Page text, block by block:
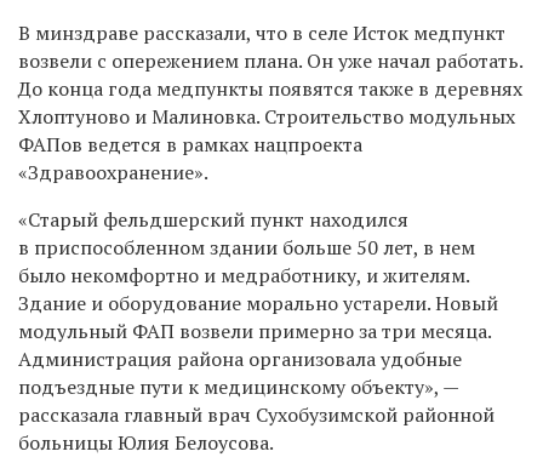
В минздраве рассказали, что в селе Исток медпункт
возвели с опережением плана. Он уже начал работать.
До конца года медпункты появятся также в деревнях
Хлоптуново и Малиновка. Строительство модульных
ФАПов ведется в рамках нацпроекта
«Здравоохранение».
«Старый фельдшерский пункт находился
в приспособленном здании больше 50 лет, в нем
было некомфортно и медработнику, и жителям.
Здание и оборудование морально устарели. Новый
модульный ФАП возвели примерно за три месяца.
Администрация района организовала удобные
подъездные пути к медицинскому объекту», —
рассказала главный врач Сухобузимской районной
больницы Юлия Белоусова.